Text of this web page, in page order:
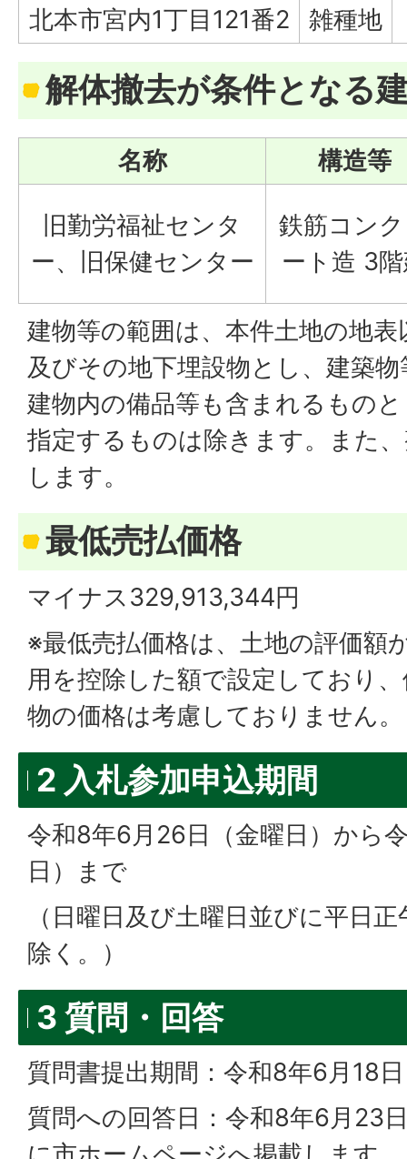
北本市宮内1丁目121番2
雑種地
解体撤去が条件となる
名称 構造等
旧勤労福祉センタ
ー、旧保健センター
鉄筋コン
ート造 3
建物等の範囲は、本件土地の地
及びその地下埋設物とし、建築
建物内の備品等も含まれるもの
指定するものは除きます。また
します。
最低売払価格
マイナス329,913,344円
※最低売払価格は、土地の評価額
用を控除した額で設定しており
物の価格は考慮しておりません。
2 入札参加申込期間
令和8年6月26日（金曜日）から
日）まで
（日曜日及び土曜日並びに平日
除く。）
3 質問・回答
質問書提出期間：令和8年6月18
質問への回答日：令和8年6月23